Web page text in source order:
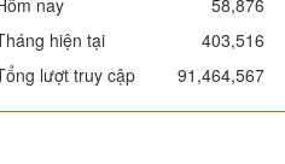
nay
58,876
hiện tại
403,516
lượt truy cập
91,464,567